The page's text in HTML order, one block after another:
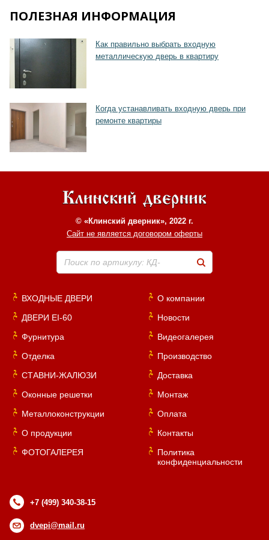
ПОЛЕЗНАЯ ИНФОРМАЦИЯ
Как правильно выбрать входную
металлическую дверь в квартиру
Когда устанавливать входную дверь при
ремонте квартиры
© «Клинский дверник», 2022 г.
Сайт не является договором оферты
Поиск по артикулу: КД-
ВХОДНЫЕ ДВЕРИ
ДВЕРИ EI-60
Фурнитура
Отделка
СТАВНИ-ЖАЛЮЗИ
Оконные решетки
Металлоконструкции
О продукции
ФОТОГАЛЕРЕЯ
О компании
Новости
Видеогалерея
Производство
Доставка
Монтаж
Оплата
Контакты
Политика
конфиденциальности
+7 (499) 340-38-15
dvepi@mail.ru